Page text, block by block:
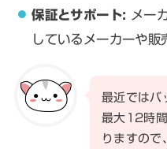
保証とサポート: メー
しているメーカーや販
最近ではバ
最大12時
りますので